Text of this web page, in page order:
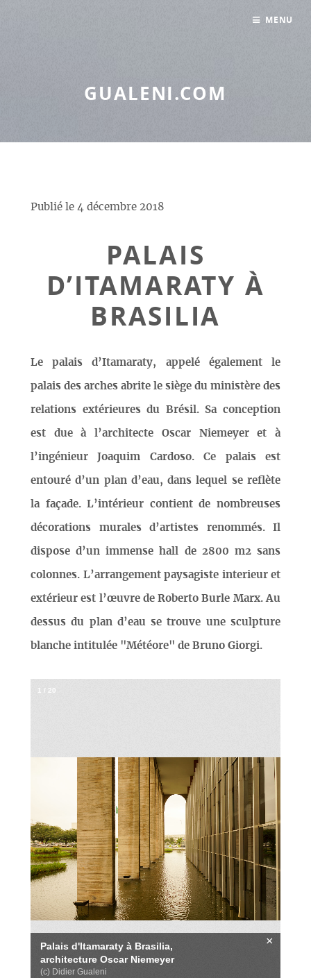
GUALENI.COM
Publié le 4 décembre 2018
PALAIS
D’ITAMARATY À
BRASILIA
Le palais d’Itamaraty, appelé également le
palais des arches abrite le siège du ministère des
relations extérieures du Brésil. Sa conception
est due à l’architecte Oscar Niemeyer et à
l’ingénieur Joaquim Cardoso. Ce palais est
entouré d’un plan d’eau, dans lequel se reflète
la façade. L’intérieur contient de nombreuses
décorations murales d’artistes renommés. Il
dispose d’un immense hall de 2800 m2 sans
colonnes. L’arrangement paysagiste interieur et
extérieur est l’œuvre de Roberto Burle Marx. Au
dessus du plan d’eau se trouve une sculpture
blanche intitulée "Météore" de Bruno Giorgi.
Palais d'Itamaraty à Brasilia,
architecture Oscar Niemeyer
(c) Didier Gualeni
×
1 / 20
MENU